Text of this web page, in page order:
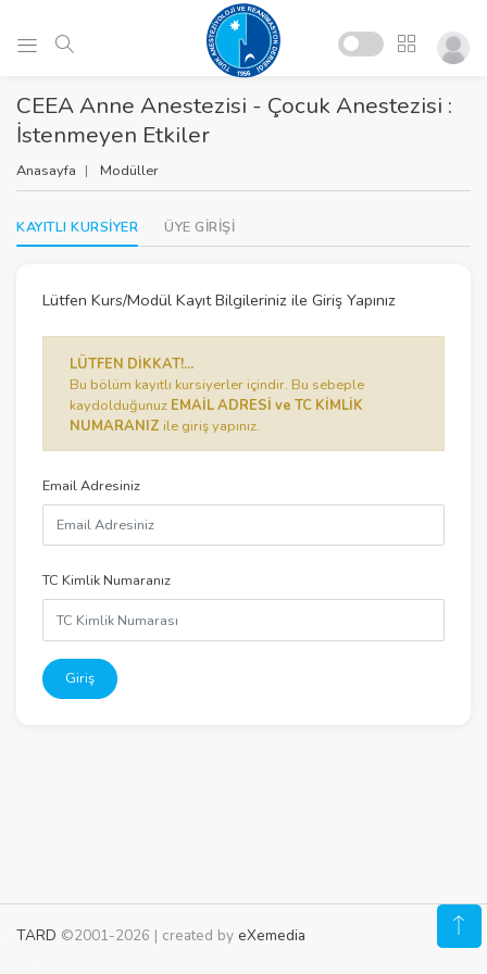
CEEA Anne Anestezisi - Çocuk Anestezisi :
İstenmeyen Etkiler
Anasayfa Modüller
KAYITLI KURSİYER ÜYE GİRİŞİ
Lütfen Kurs/Modül Kayıt Bilgileriniz ile Giriş Yapınız
LÜTFEN DİKKAT!...
Bu bölüm kayıtlı kursiyerler içindir. Bu sebeple
kaydolduğunuz EMAİL ADRESİ ve TC KİMLİK
NUMARANIZ ile giriş yapınız.
Email Adresiniz
TC Kimlik Numaranız
Giriş
TARD ©2001-2026 | created by eXemedia